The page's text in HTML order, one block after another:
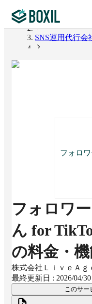
カテゴリから探す
BOXIL
SNS運用代行会
フォロ
フォロワ
ん for
の料金・
株式会社ＬｉｖｅＡｇ
最終更新日 : 2026/04/30
このサー